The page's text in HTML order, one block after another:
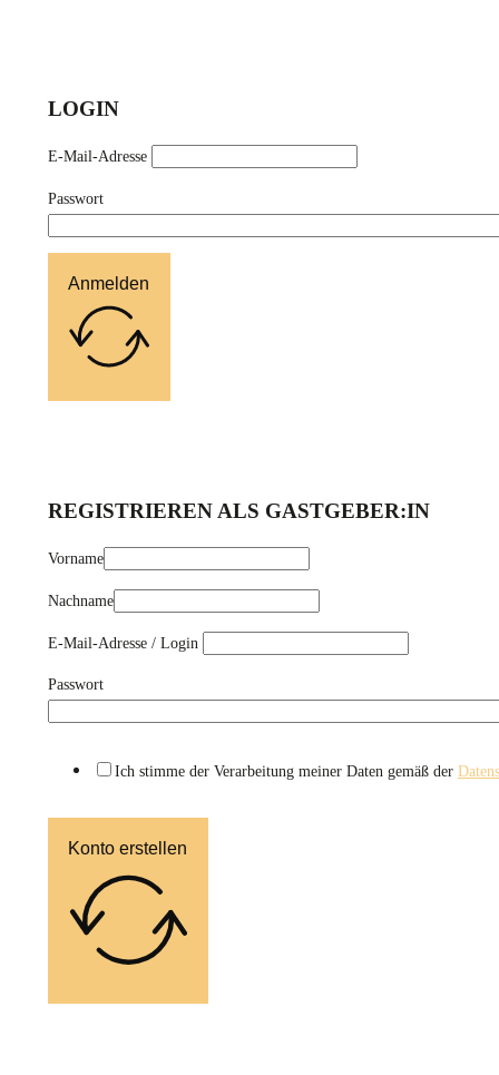
LOGIN
E-Mail-Adresse
Passwort
Anmelden
REGISTRIEREN ALS GASTGEBER:IN
Vorname
Nachname
E-Mail-Adresse / Login
Passwort
Ich stimme der Verarbeitung meiner Daten gemäß der
Konto erstellen